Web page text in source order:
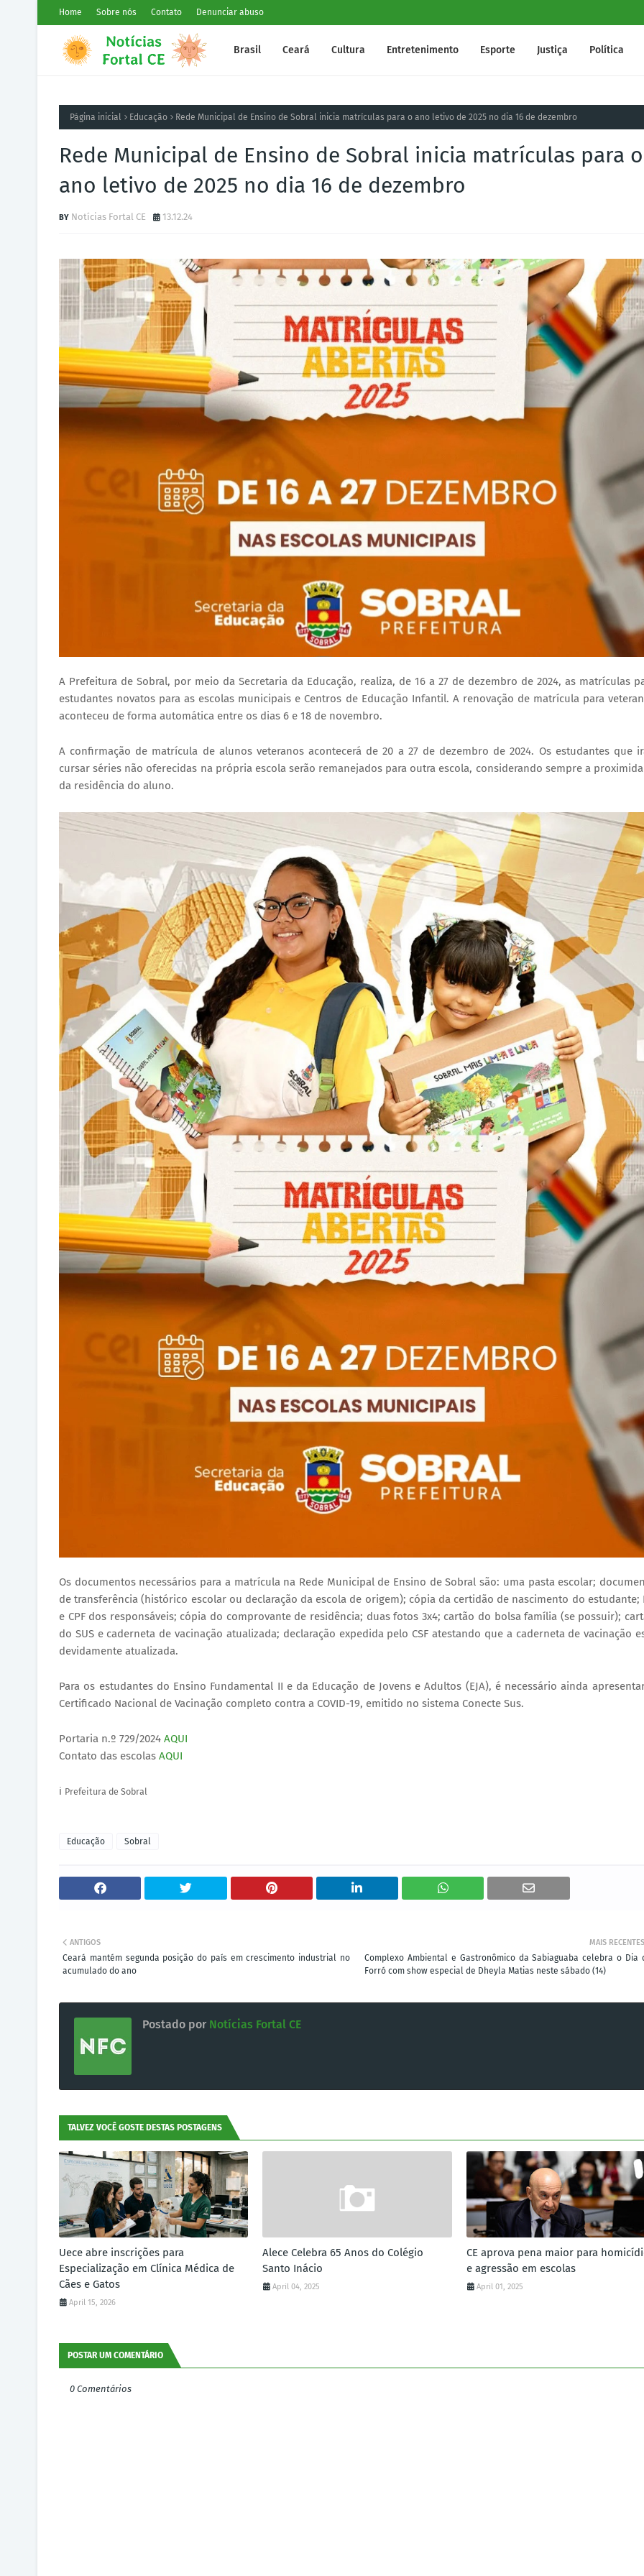
Home Sobre nós Contato Denunciar abuso
Brasil Ceará Cultura Entretenimento Esporte Justiça Política
Página inicial Educação Rede Municipal de Ensino de Sobral inicia matrículas para o ano letivo de 2025 no dia 16 de dezembro
Rede Municipal de Ensino de Sobral inicia matrículas para o
ano letivo de 2025 no dia 16 de dezembro
Notícias Fortal CE 13.12.24
A Prefeitura de Sobral, por meio da Secretaria da Educação, realiza, de 16 a 27 de dezembro de 2024, as matrículas
estudantes novatos para as escolas municipais e Centros de Educação Infantil. A renovação de matrícula para
aconteceu de forma automática entre os dias 6 e 18 de novembro.
A confirmação de matrícula de alunos veteranos acontecerá de 20 a 27 de dezembro de 2024. Os estudantes que
cursar séries não oferecidas na própria escola serão remanejados para outra escola, considerando sempre a
da residência do aluno.
Os documentos necessários para a matrícula na Rede Municipal de Ensino de Sobral são: uma pasta escolar;
de transferência (histórico escolar ou declaração da escola de origem); cópia da certidão de nascimento do estudante;
e CPF dos responsáveis; cópia do comprovante de residência; duas fotos 3x4; cartão do bolsa família (se possuir);
do SUS e caderneta de vacinação atualizada; declaração expedida pelo CSF atestando que a caderneta de vacinação
devidamente atualizada.
Para os estudantes do Ensino Fundamental II e da Educação de Jovens e Adultos (EJA), é necessário ainda
Certificado Nacional de Vacinação completo contra a COVID-19, emitido no sistema Conecte Sus.
Portaria n.º 729/2024 AQUI
Contato das escolas AQUI
ℹ️ Prefeitura de Sobral
Educação Sobral
MAIS RECENTES
Complexo Ambiental e Gastronômico da Sabiaguaba celebra o Dia
Forró com show especial de Dheyla Matias neste sábado (14)
ANTIGOS
Ceará mantém segunda posição do país em crescimento industrial no
acumulado do ano
Postado por Notícias Fortal CE
TALVEZ VOCÊ GOSTE DESTAS POSTAGENS
Uece abre inscrições para
Especialização em Clínica Médica de
Cães e Gatos
April 15, 2026
Alece Celebra 65 Anos do Colégio
Santo Inácio
April 04, 2025
CE aprova pena maior para
e agressão em escolas
April 01, 2025
POSTAR UM COMENTÁRIO
0 Comentários